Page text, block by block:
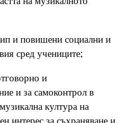
и повишени социални и
сред учениците;
и
и за самоконтрол в
култура на
интерес за съхраняване и